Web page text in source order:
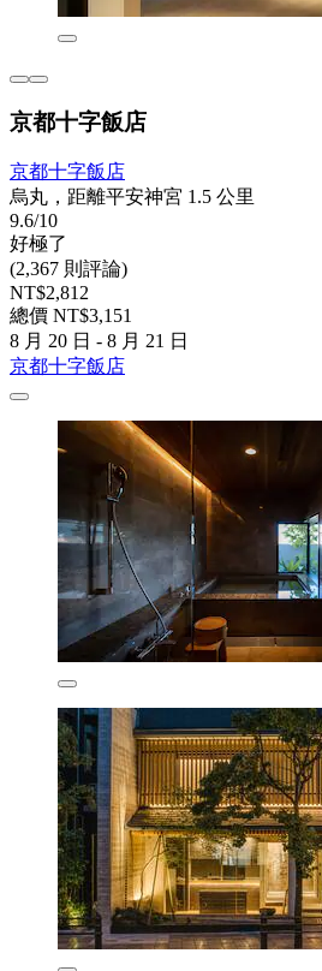
京都十字飯店
京都十字飯店
烏丸，距離平安神宮 1.5 公里
9.6/10
好極了
(2,367 則評論)
NT$2,812
總價 NT$3,151
8 月 20 日 - 8 月 21 日
京都十字飯店